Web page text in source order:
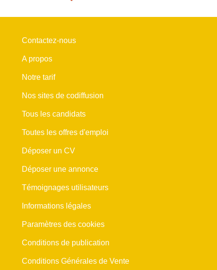
Contactez-nous
A propos
Notre tarif
Nos sites de codiffusion
Tous les candidats
Toutes les offres d'emploi
Déposer un CV
Déposer une annonce
Témoignages utilisateurs
Informations légales
Paramètres des cookies
Conditions de publication
Conditions Générales de Vente